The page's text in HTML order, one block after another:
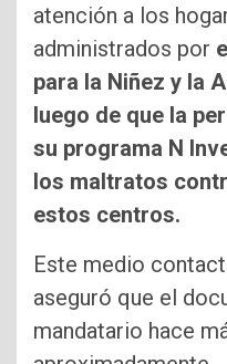
atención a los
administrados por
para la Niñez y la
luego de que la
su programa N
los maltratos
estos centros.
Este medio
aseguró que el
mandatario hace